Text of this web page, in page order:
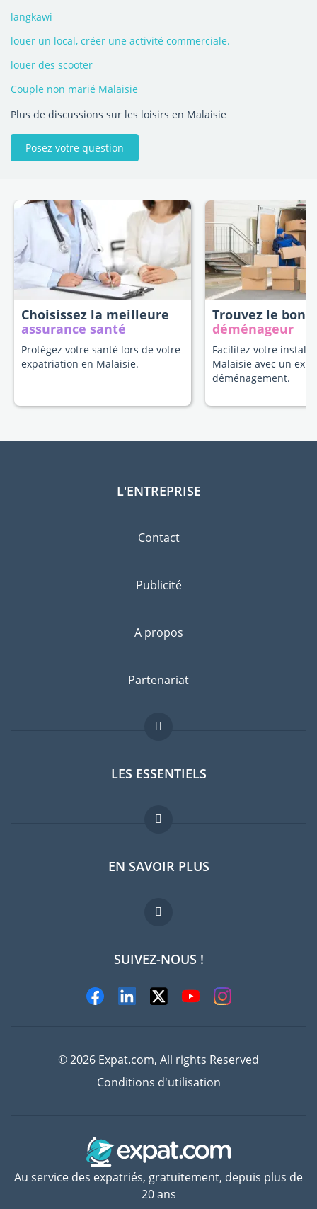
langkawi
louer un local, créer une activité commerciale.
louer des scooter
Couple non marié Malaisie
Plus de discussions sur les loisirs en Malaisie
Posez votre question
Choisissez la meilleure
assurance santé
Protégez votre santé lors de votre
expatriation en Malaisie.
Trouvez le bon
déménageur
Facilitez votre
Malaisie avec un
déménagement.
L'ENTREPRISE
Contact
Publicité
A propos
Partenariat
LES ESSENTIELS
Forum expatriés
Guides pays
Offres d'emploi
EN SAVOIR PLUS
FAQ
Experts
SUIVEZ-NOUS !
© 2026 Expat.com, All rights Reserved
Conditions d'utilisation
Au service des expatriés, gratuitement, depuis plus de
20 ans